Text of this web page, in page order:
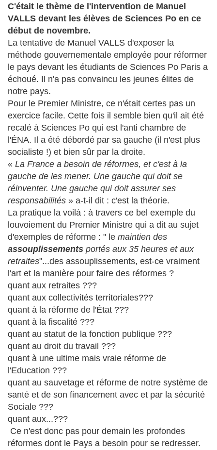
C'était le thème de l'intervention de Manuel
VALLS devant les élèves de Sciences Po en ce
début de novembre.
La tentative de Manuel VALLS d'exposer la
méthode gouvernementale employée pour réformer
le pays devant les étudiants de Sciences Po Paris a
échoué. Il n'a pas convaincu les jeunes élites de
notre pays.
Pour le Premier Ministre, ce n'était certes pas un
exercice facile. Cette fois il semble bien qu'il ait été
recalé à Sciences Po qui est l'anti chambre de
l'ÉNA. Il a été débordé par sa gauche (il n'est plus
socialiste !) et bien sûr par la droite.
« La France a besoin de réformes, et c'est à la
gauche de les mener. Une gauche qui doit se
réinventer. Une gauche qui doit assurer ses
responsabilités » a-t-il dit : c'est la théorie.
La pratique la voilà : à travers ce bel exemple du
louvoiement du Premier Ministre qui a dit au sujet
d'exemples de réforme : " le maintien des
assouplissements portés aux 35 heures et aux
retraites"...des assouplissements, est-ce vraiment
l'art et la manière pour faire des réformes ?
quant aux retraites ???
quant aux collectivités territoriales???
quant à la réforme de l'État ???
quant à la fiscalité ???
quant au statut de la fonction publique ???
quant au droit du travail ???
quant à une ultime mais vraie réforme de
l'Education ???
quant au sauvetage et réforme de notre système de
santé et de son financement avec et par la sécurité
Sociale ???
quant aux...???
Ce n'est donc pas pour demain les profondes
réformes dont le Pays a besoin pour se redresser.